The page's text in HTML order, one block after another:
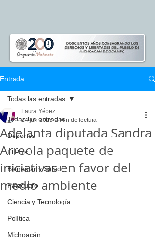
Entrada
Todas las entradas
Deportes
El Pais
Bienestar y Salud
Pátzcuaro
Ciencia y Tecnología
Política
Michoacán
Todas las entradas
Adelanta diputada Sandra
Arreola paquete de
iniciativas en favor del
medio ambiente
Laura Yépez
24 jun 2025 2 min de lectura